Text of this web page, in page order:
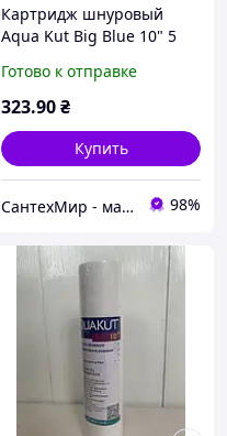
Картридж шнуровый
Aqua Kut Big Blue 10" 5
нить BB10 для
механической очистки)
Готово к отправке
323.90₴
Купить
СантехМир - магазин сантехники 98%